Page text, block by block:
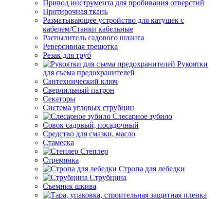
Привод инструмента для пробивания отверстий
Протирочная ткань
Разматывающее устройство для катушек с
кабелем/Станки кабельные
Распылитель садового шланга
Реверсивная трещотка
Резак для труб
Рукоятки
для съема предохранителей
Сантехнический ключ
Сверлильный патрон
Секаторы
Система угловых струбцин
Слесарное зубило
Совок садовый, посадочный
Средство для смазки, масло
Стамеска
Степлер
Стремянка
Стропа для лебедки
Струбцина
Съемник шкива